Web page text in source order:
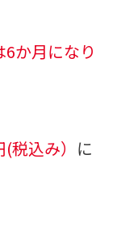
か月になり
込み） に